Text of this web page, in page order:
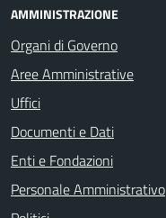
AMMINISTRAZIONE
Organi di Governo
Aree Amministrative
Uffici
Documenti e Dati
Enti e Fondazioni
Personale Amministrativo